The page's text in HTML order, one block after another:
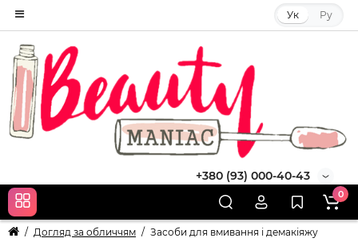
Ук Ру
+380 (93) 000-40-43
0
Догляд за обличчям Засоби для вмивання і демакіяжу